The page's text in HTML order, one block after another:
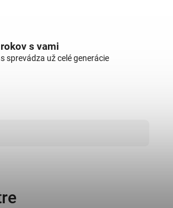
s vami
sprevádza už celé generácie